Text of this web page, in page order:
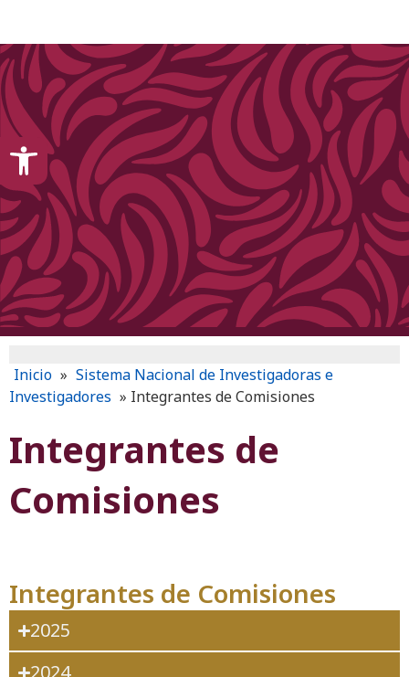
Inicio » Sistema Nacional de Investigadoras e
Investigadores » Integrantes de Comisiones
Integrantes de
Comisiones
Integrantes de Comisiones
2025
2024
Open toolbar